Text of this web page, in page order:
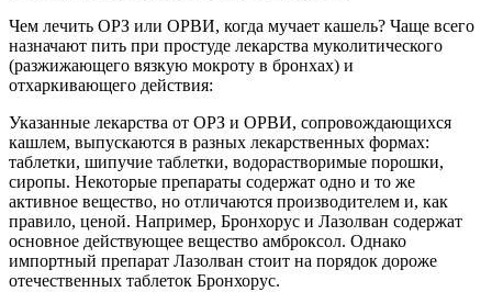
Чем лечить ОРЗ или ОРВИ, когда мучает кашель? Чаще всего
назначают пить при простуде лекарства муколитического
(разжижающего вязкую мокроту в бронхах) и
отхаркивающего действия:
Указанные лекарства от ОРЗ и ОРВИ, сопровождающихся
кашлем, выпускаются в разных лекарственных формах:
таблетки, шипучие таблетки, водорастворимые порошки,
сиропы. Некоторые препараты содержат одно и то же
активное вещество, но отличаются производителем и, как
правило, ценой. Например, Бронхорус и Лазолван содержат
основное действующее вещество амброксол. Однако
импортный препарат Лазолван стоит на порядок дороже
отечественных таблеток Бронхорус.